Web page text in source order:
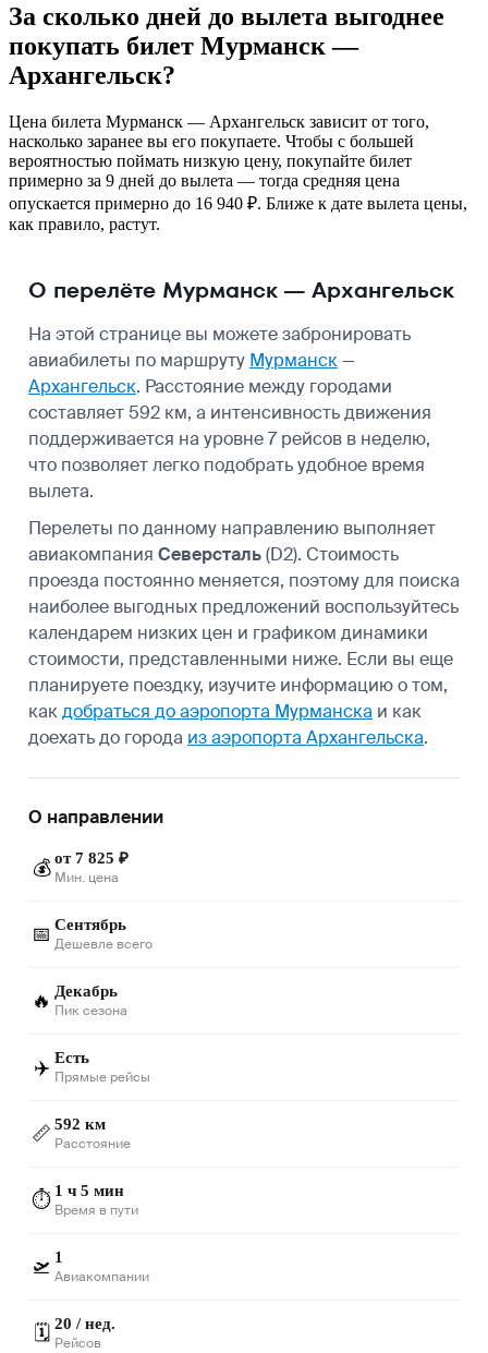
За сколько дней до вылета выгоднее
покупать билет Мурманск —
Архангельск?
Цена билета Мурманск — Архангельск зависит от того,
насколько заранее вы его покупаете. Чтобы с большей
вероятностью поймать низкую цену, покупайте билет
примерно за 9 дней до вылета — тогда средняя цена
опускается примерно до 16 940 ₽. Ближе к дате вылета цены,
как правило, растут.
О перелёте Мурманск — Архангельск
На этой странице вы можете забронировать
авиабилеты по маршруту Мурманск—
Архангельск. Расстояние между городами
составляет 592 км, а интенсивность движения
поддерживается на уровне 7 рейсов в неделю,
что позволяет легко подобрать удобное время
вылета.
Перелеты по данному направлению выполняет
авиакомпания Северсталь(D2). Стоимость
проезда постоянно меняется, поэтому для поиска
наиболее выгодных предложений воспользуйтесь
календарем низких цен и графиком динамики
стоимости, представленными ниже. Если вы еще
планируете поездку, изучите информацию о том,
какдобраться до аэропорта Мурманска и как
доехать до города из аэропорта Архангельска.
О направлении
💰 от 7 825 ₽
Мин. цена
📅 Сентябрь
Дешевле всего
🔥 Декабрь
Пик сезона
✈️ Есть
Прямые рейсы
📏 592 км
Расстояние
⏱️ 1 ч 5 мин
Время в пути
🛫 1
Авиакомпании
🗓️ 20 / нед.
Рейсов